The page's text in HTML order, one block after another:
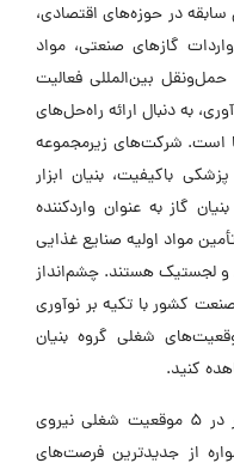
بنیان با بیش از ۱۵ سال سابقه در حوزه‌های اقتصادی،
گازهای صنعتی، مواد
حمل‌ونقل بین‌المللی فعالیت
به دنبال ارائه راه‌حل‌های
است. شرکت‌های زیرمجموعه
باکیفیت، بنیان ابزار
گاز به عنوان واردکننده
مواد اولیه صنایع غذایی
و لجستیک هستند. چشم‌انداز
کشور با تکیه بر نوآوری
شغلی گروه بنیان
کنید.
گروه بنیان تجارت در حال حاضر در ۵ موقعیت شغلی نیروی
از جدیدترین فرصت‌های